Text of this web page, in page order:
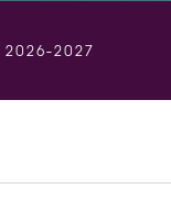
2026-2027